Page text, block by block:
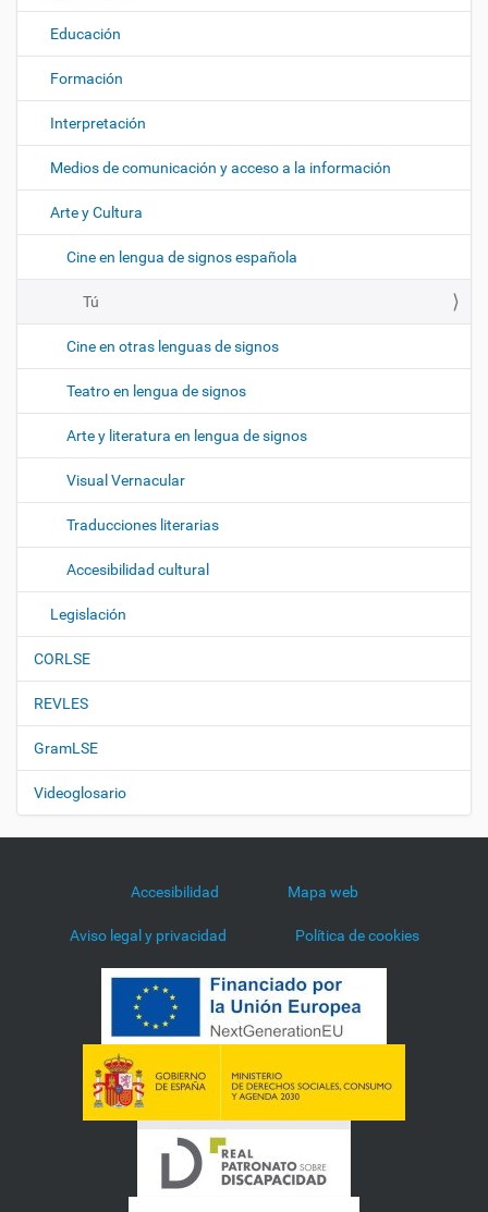
Educación
Formación
Interpretación
Medios de comunicación y acceso a la información
Arte y Cultura
Cine en lengua de signos española
Tú
Cine en otras lenguas de signos
Teatro en lengua de signos
Arte y literatura en lengua de signos
Visual Vernacular
Traducciones literarias
Accesibilidad cultural
Legislación
CORLSE
REVLES
GramLSE
Videoglosario
Accesibilidad Mapa web
Aviso legal y privacidad Política de cookies